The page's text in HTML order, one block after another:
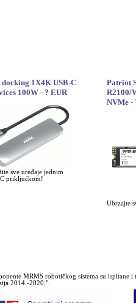
1X4K USB-C
100W - ? EUR
sve uređaje jednim
priključkom!
Patriot
R2100/
NVMe -
Ubrzajte
MRMS robotičkog sistema su
2014.-2020.".